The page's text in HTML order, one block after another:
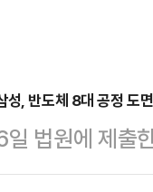
, 반도체 8대 공정 도
법원에 제출
뒷받침하는 총